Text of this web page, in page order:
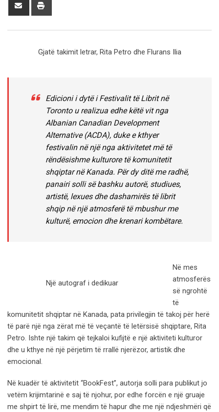
Gjatë takimit letrar, Rita Petro dhe Flurans Ilia
Edicioni i dytë i Festivalit të Librit në
Toronto u realizua edhe këtë vit nga
Albanian Canadian Development
Alternative (ACDA), duke e kthyer
festivalin në një nga aktivitetet më të
rëndësishme kulturore të komunitetit
shqiptar në Kanada. Për dy ditë me radhë,
panairi solli së bashku autorë, studiues,
artistë, lexues dhe dashamirës të librit
shqip në një atmosferë të mbushur me
kulturë, emocion dhe krenari kombëtare.
Një autograf i dedikuar
Në mes
atmosferës
së ngrohtë
të
komunitetit shqiptar në Kanada, pata privilegjin të takoj për herë
të parë një nga zërat më të veçantë të letërsisë shqiptare, Rita
Petro. Ishte një takim që tejkaloi kufijtë e një aktiviteti kulturor
dhe u kthye në një përjetim të rrallë njerëzor, artistik dhe
emocional.
Në kuadër të aktivitetit “BookFest”, autorja solli para publikut jo
vetëm krijimtarinë e saj të njohur, por edhe forcën e një gruaje
me shpirt të lirë, me mendim të hapur dhe me një ndjeshmëri që